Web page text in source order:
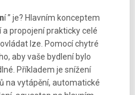
í ” je? Hlavním konceptem
propojení prakticky celé
lze. Pomocí chytré
aby vaše bydlení bylo
Příkladem je snížení
na vytápění, automatické